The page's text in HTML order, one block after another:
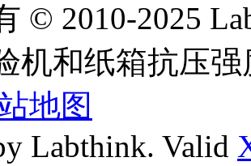
© 2010-2025
机和纸箱抗压
地图
Labthink. Valid